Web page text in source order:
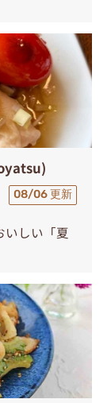
08/06 更新
いしい「夏